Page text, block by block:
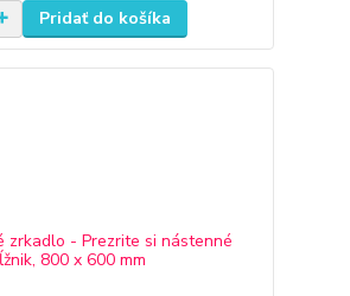
Pridať do košíka